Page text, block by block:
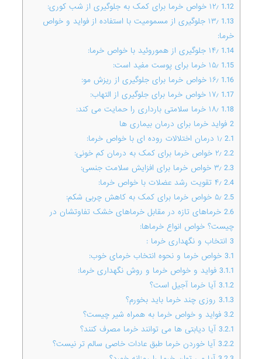
1.12 ۱۲٫ خواص خرما برای کمک به جلوگیری از شب کوری:
1.13
۱۳٫ جلوگیری از مسمومیت با استفاده از فواید و خواص
خرما:
1.14 ۱۴٫ جلوگیری از هموروئید با خواص خرما:
1.15 ۱۵٫ خرما برای پوست مفید است:
1.16 ۱۶٫ خواص خرما برای جلوگیری از ریزش مو:
1.17 ۱۷٫ خواص خرما برای جلوگیری از التهاب:
1.18 ۱۸٫ خرما سلامتی بارداری را حمایت می کند:
2 فواید خرما برای درمان بیماری ها
2.1۱٫ درمان اختلالات روده ای با خواص خرما:
2.2۲٫ خواص خرما برای کمک به درمان کم خونی:
2.3۳٫ خواص خرما برای افزایش سلامت جنسی:
2.4۴٫ تقویت رشد عضلات با خواص خرما:
2.5۵٫ خواص خرما برای کمک به کاهش چربی شکم:
2.6 خرماهای تازه در مقابل خرماهای خشک تفاوتشان در
چیست؟ خواص انواع خرماها:
3 انتخاب و نگهداری خرما :
3.1 خواص خرما و نحوه انتخاب خرمای خوب:
3.1.1 فواید و خواص خرما و روش نگهداری خرما:
3.1.2 آیا خرما آجیل است؟
3.1.3 روزی چند خرما باید بخورم؟
3.2 فواید و خواص خرما به همراه شیر چیست؟
3.2.1 آیا دیابتی ها می توانند خرما مصرف کنند؟
3.2.2 آیا خوردن خرما طبق عادات خاصی سالم تر نیست؟